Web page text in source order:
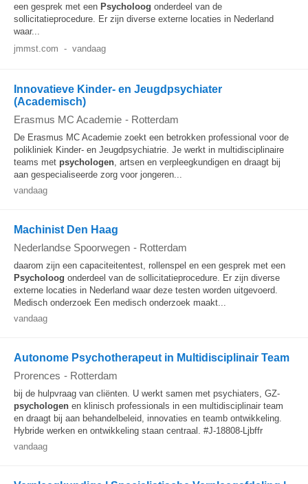
een gesprek met een Psycholoog onderdeel van de
sollicitatieprocedure. Er zijn diverse externe locaties in Nederland
waar...
jmmst.com - vandaag
Innovatieve Kinder- en Jeugdpsychiater
(Academisch)
Erasmus MC Academie - Rotterdam
De Erasmus MC Academie zoekt een betrokken professional voor de
polikliniek Kinder- en Jeugdpsychiatrie. Je werkt in multidisciplinaire
teams met psychologen, artsen en verpleegkundigen en draagt bij
aan gespecialiseerde zorg voor jongeren...
vandaag
Machinist Den Haag
Nederlandse Spoorwegen - Rotterdam
daarom zijn een capaciteitentest, rollenspel en een gesprek met een
Psycholoog onderdeel van de sollicitatieprocedure. Er zijn diverse
externe locaties in Nederland waar deze testen worden uitgevoerd.
Medisch onderzoek Een medisch onderzoek maakt...
vandaag
Autonome Psychotherapeut in Multidisciplinair Team
Prorences - Rotterdam
bij de hulpvraag van cliënten. U werkt samen met psychiaters, GZ-
psychologen en klinisch professionals in een multidisciplinair team
en draagt bij aan behandelbeleid, innovaties en teamb ontwikkeling.
Hybride werken en ontwikkeling staan centraal. #J-18808-Ljbffr
vandaag